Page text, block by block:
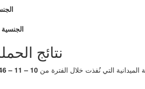
الجنسية
نتائج
التي نُفذت خلال الفترة من 10 – 11 – 1446 هـ